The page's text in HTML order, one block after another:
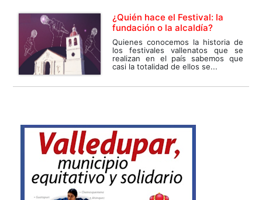
¿Quién hace el Festival: la
fundación o la alcaldía?
Quienes conocemos la historia de
los festivales vallenatos que se
realizan en el país sabemos que
casi la totalidad de ellos se...